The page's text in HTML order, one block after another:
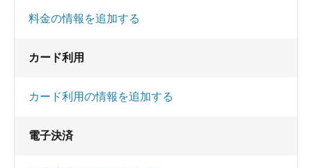
料金の情報を追加する
カード利用
カード利用の情報を追加する
電子決済